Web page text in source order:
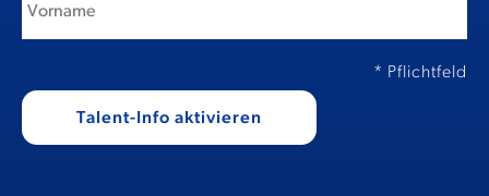
* Pflichtfeld